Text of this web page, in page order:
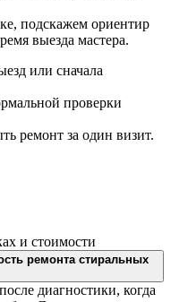
подскажем ориентир
выезда мастера.
или сначала
проверки
ремонт за один визит.
и стоимости
ремонта стиральных
диагностики, когда